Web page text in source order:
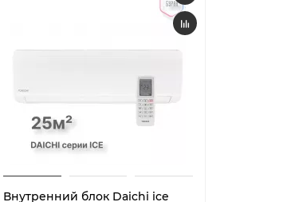
Внутренний блок Daichi ice